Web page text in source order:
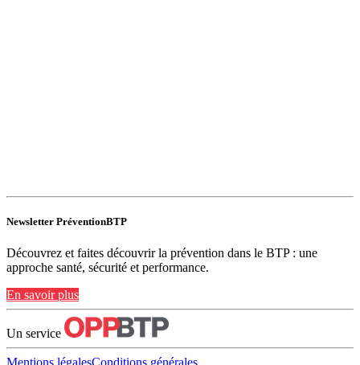
Newsletter PréventionBTP
Découvrez et faites découvrir la prévention dans le BTP : une
approche santé, sécurité et performance.
En savoir plus
Un service
Mentions légalesConditions générales